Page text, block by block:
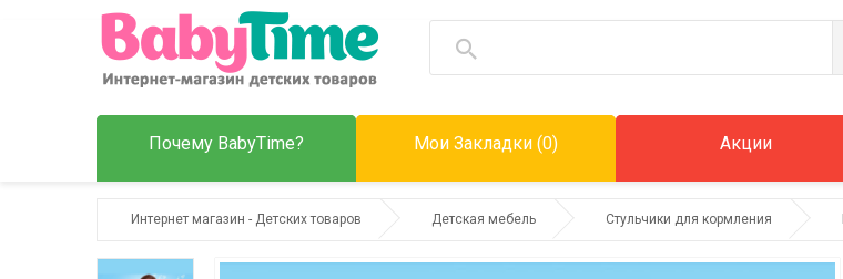
Почему BabyTime? Мои Закладки (0) Акции
Интернет магазин - Детских товаров Детская мебель Стульчики для кормления